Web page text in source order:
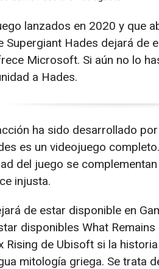
lanzados en 2020 y que
Supergiant Hades dejará de
Microsoft. Si aún no lo
a Hades.
ha sido desarrollado
es un videojuego
del juego se
injusta.
de estar disponible en
disponibles What
Rising de Ubisoft si la
mitología griega. Se trata